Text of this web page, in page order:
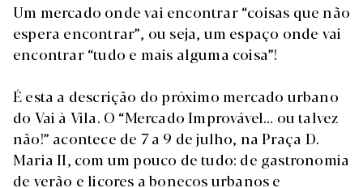
Um mercado onde vai encontrar “coisas que não
espera encontrar”, ou seja, um espaço onde vai
encontrar “tudo e mais alguma coisa”!
É esta a descrição do próximo mercado urbano
do Vai à Vila. O “Mercado Improvável… ou talvez
não!” acontece de 7 a 9 de julho, na Praça D.
Maria II, com um pouco de tudo: de gastronomia
de verão e licores a bonecos urbanos e